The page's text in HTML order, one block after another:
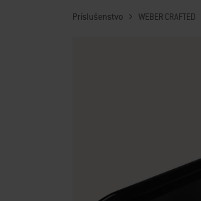
Príslušenstvo WEBER CRAFTED